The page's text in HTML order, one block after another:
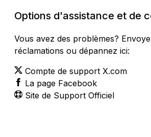
Options d'assistance et de
Vous avez des problèmes?
réclamations ou dépannez ici:
Compte de support X.com
La page Facebook
Site de Support Officiel